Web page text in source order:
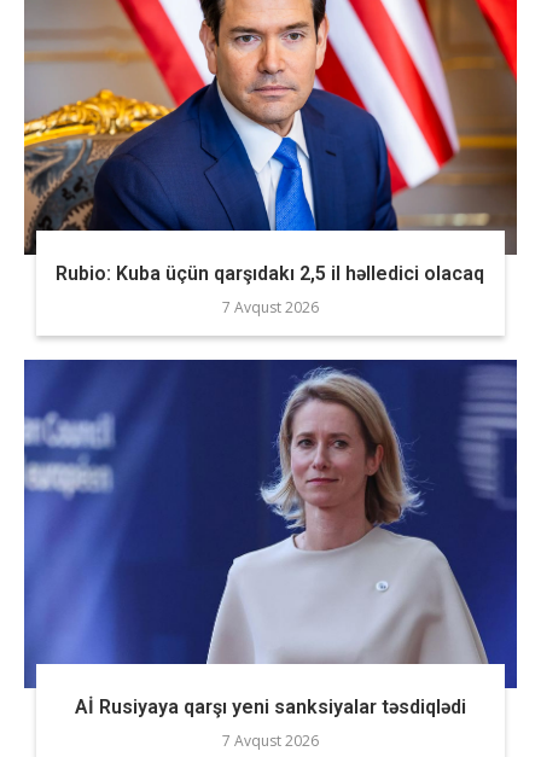
Rubio: Kuba üçün qarşıdakı 2,5 il həlledici olacaq
7 Avqust 2026
Aİ Rusiyaya qarşı yeni sanksiyalar təsdiqlədi
7 Avqust 2026